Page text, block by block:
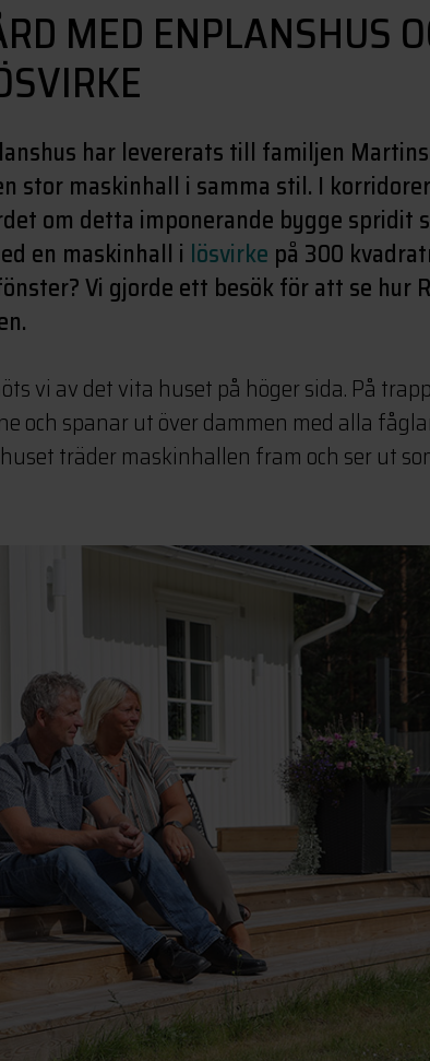
MED ENPLANSHUS
har levererats till familjen
stor maskinhall i samma stil. I
om detta imponerande bygge spridit
en maskinhall i lösvirke på 300
Vi gjorde ett besök för att se hur
vi av det vita huset på höger sida. På
och spanar ut över dammen med alla
träder maskinhallen fram och ser ut